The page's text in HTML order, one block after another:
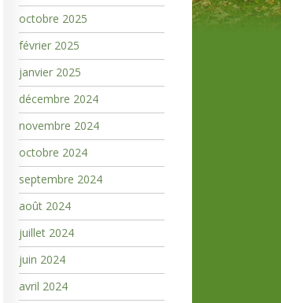
octobre 2025
février 2025
janvier 2025
décembre 2024
novembre 2024
octobre 2024
septembre 2024
août 2024
juillet 2024
juin 2024
avril 2024